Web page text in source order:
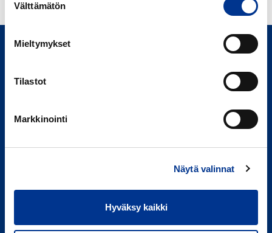
valinta
Välttämätön
Mieltymykset
Tilastot
Markkinointi
Näytä valinnat
Hyväksy kaikki
Berner Oy